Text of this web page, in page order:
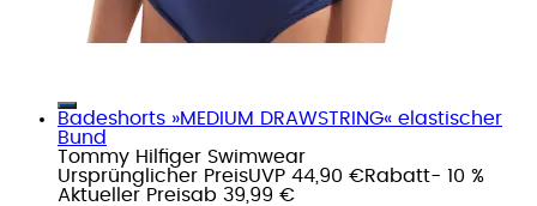
Badeshorts »MEDIUM DRAWSTRING« elastischer
Bund
Tommy Hilfiger Swimwear
Ursprünglicher PreisUVP 44,90 €Rabatt- 10 %
Aktueller Preisab 39,99 €